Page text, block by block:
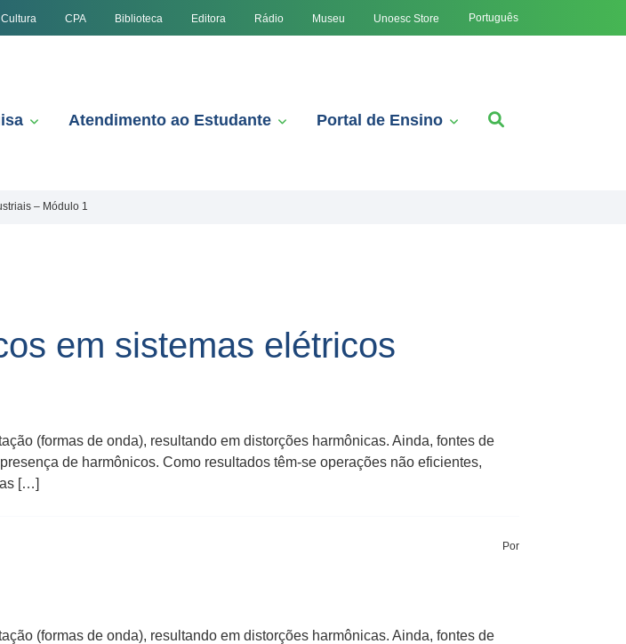
Cultura CPA Biblioteca Editora Rádio Museu Unoesc Store Português
Atendimento ao Estudante Portal de Ensino
– Módulo 1
em sistemas elétricos
(formas de onda), resultando em distorções harmônicas. Ainda, fontes de
de harmônicos. Como resultados têm-se operações não eficientes,
[…]
Por
(formas de onda), resultando em distorções harmônicas. Ainda, fontes de